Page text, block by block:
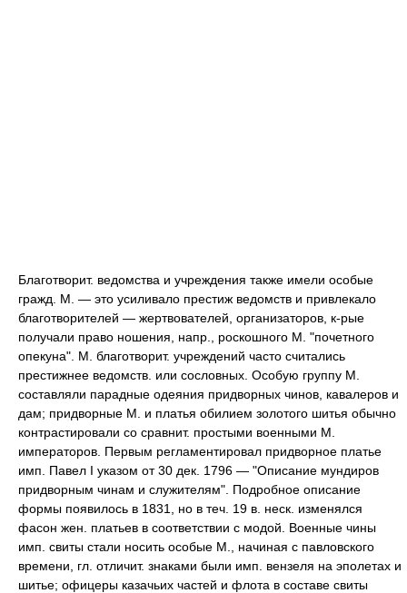
Благотворит. ведомства и учреждения также имели особые
гражд. М. — это усиливало престиж ведомств и привлекало
благотворителей — жертвователей, организаторов, к-рые
получали право ношения, напр., роскошного М. "почетного
опекуна". М. благотворит. учреждений часто считались
престижнее ведомств. или сословных. Особую группу М.
составляли парадные одеяния придворных чинов, кавалеров и
дам; придворные М. и платья обилием золотого шитья обычно
контрастировали со сравнит. простыми военными М.
императоров. Первым регламентировал придворное платье
имп. Павел I указом от 30 дек. 1796 — "Описание мундиров
придворным чинам и служителям". Подробное описание
формы появилось в 1831, но в теч. 19 в. неск. изменялся
фасон жен. платьев в соответствии с модой. Военные чины
имп. свиты стали носить особые М., начиная с павловского
времени, гл. отличит. знаками были имп. вензеля на эполетах и
шитье; офицеры казачьих частей и флота в составе свиты